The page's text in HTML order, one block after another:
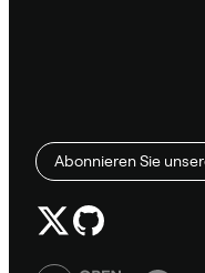
Abonnieren Sie